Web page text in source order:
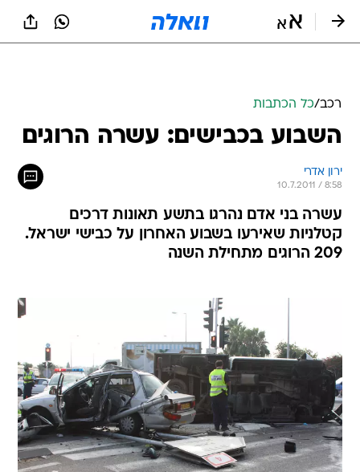
רכב/כל הכתבות
השבוע בכבישים: עשרה הרוגים
ירון אדרי
10.7.2011 / 8:58
עשרה בני אדם נהרגו בתשע תאונות דרכים
קטלניות שאירעו בשבוע האחרון על כבישי ישראל.
209 הרוגים מתחילת השנה